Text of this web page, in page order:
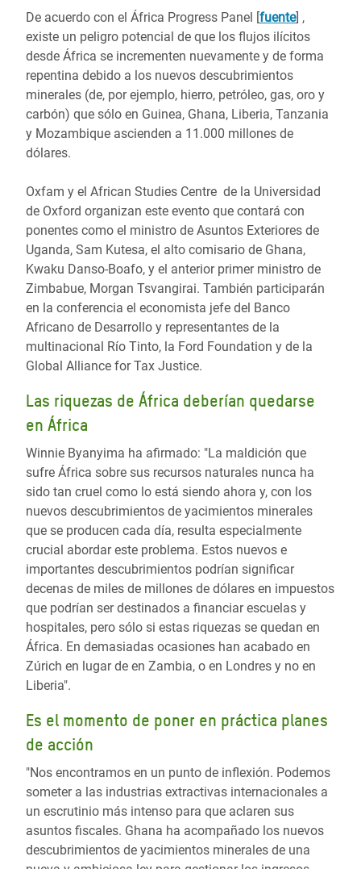
De acuerdo con el África Progress Panel [fuente] ,
existe un peligro potencial de que los flujos ilícitos
desde África se incrementen nuevamente y de forma
repentina debido a los nuevos descubrimientos
minerales (de, por ejemplo, hierro, petróleo, gas, oro y
carbón) que sólo en Guinea, Ghana, Liberia, Tanzania
y Mozambique ascienden a 11.000 millones de
dólares.
Oxfam y el African Studies Centre de la Universidad
de Oxford organizan este evento que contará con
ponentes como el ministro de Asuntos Exteriores de
Uganda, Sam Kutesa, el alto comisario de Ghana,
Kwaku Danso-Boafo, y el anterior primer ministro de
Zimbabue, Morgan Tsvangirai. También participarán
en la conferencia el economista jefe del Banco
Africano de Desarrollo y representantes de la
multinacional Río Tinto, la Ford Foundation y de la
Global Alliance for Tax Justice.
Las riquezas de África deberían quedarse
en África
Winnie Byanyima ha afirmado: "La maldición que
sufre África sobre sus recursos naturales nunca ha
sido tan cruel como lo está siendo ahora y, con los
nuevos descubrimientos de yacimientos minerales
que se producen cada día, resulta especialmente
crucial abordar este problema. Estos nuevos e
importantes descubrimientos podrían significar
decenas de miles de millones de dólares en impuestos
que podrían ser destinados a financiar escuelas y
hospitales, pero sólo si estas riquezas se quedan en
África. En demasiadas ocasiones han acabado en
Zúrich en lugar de en Zambia, o en Londres y no en
Liberia".
Es el momento de poner en práctica planes
de acción
"Nos encontramos en un punto de inflexión. Podemos
someter a las industrias extractivas internacionales a
un escrutinio más intenso para que aclaren sus
asuntos fiscales. Ghana ha acompañado los nuevos
descubrimientos de yacimientos minerales de una